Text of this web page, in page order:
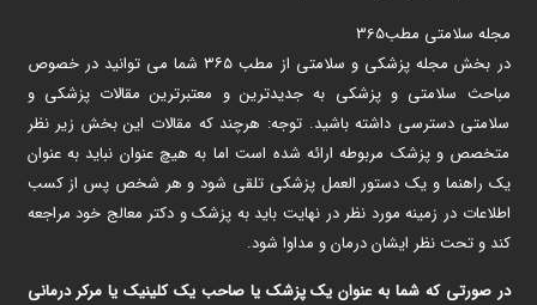
مجله سلامتی مطب365
در بخش مجله پزشکی و سلامتی از مطب ۳۶۵ شما می توانید در خصوص
مباحث سلامتی و پزشکی به جدیدترین و معتبرترین مقالات پزشکی و
سلامتی دسترسی داشته باشید. توجه: هرچند که مقالات این بخش زیر نظر
متخصص و پزشک مربوطه ارائه شده است اما به هیچ عنوان نباید به عنوان
یک راهنما و یک دستور العمل پزشکی تلقی شود و هر شخص پس از کسب
اطلاعات در زمینه مورد نظر در نهایت باید به پزشک و دکتر معالج خود مراجعه
کند و تحت نظر ایشان درمان و مداوا شود.
در صورتی که شما به عنوان یک پزشک یا صاحب یک کلینیک یا مرکر درمانی